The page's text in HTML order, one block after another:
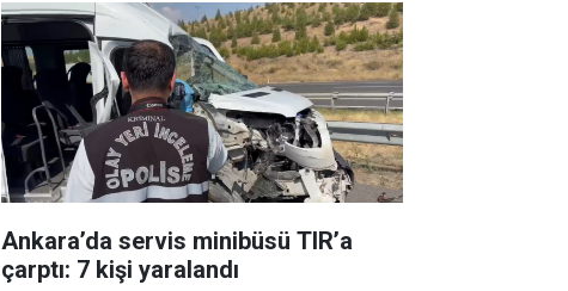
Ankara’da servis minibüsü TIR’a
çarptı: 7 kişi yaralandı